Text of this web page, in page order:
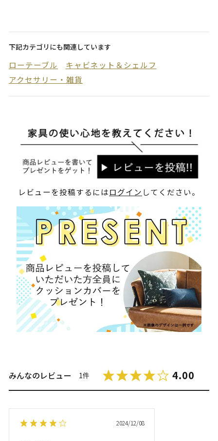
下記カテゴリにも関連しています
ローテーブル
キャビネット＆シェルフ
アクセサリー・雑貨
レビューを投稿するにはログイン してください。
みんなのレビュー 1件 4.00
2024/12/08